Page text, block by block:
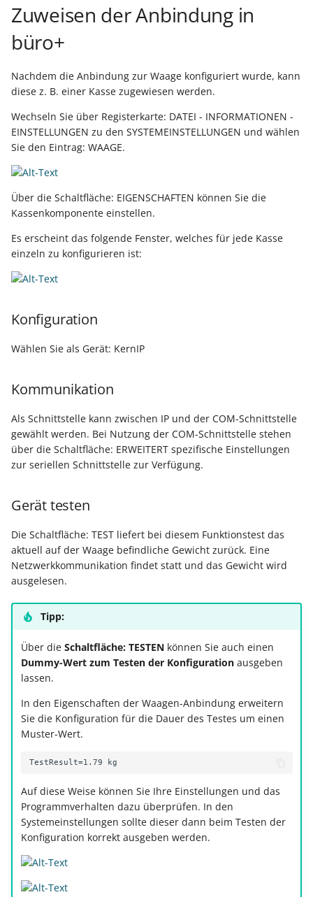
Zuweisen der Anbindung in
büro+
Nachdem die Anbindung zur Waage konfiguriert wurde, kann
diese z. B. einer Kasse zugewiesen werden.
Wechseln Sie über Registerkarte: DATEI - INFORMATIONEN -
EINSTELLUNGEN zu den SYSTEMEINSTELLUNGEN und wählen
Sie den Eintrag: WAAGE.
Über die Schaltfläche: EIGENSCHAFTEN können Sie die
Kassenkomponente einstellen.
Es erscheint das folgende Fenster, welches für jede Kasse
einzeln zu konfigurieren ist:
Konfiguration
Wählen Sie als Gerät: KernIP
Kommunikation
Als Schnittstelle kann zwischen IP und der COM-Schnittstelle
gewählt werden. Bei Nutzung der COM-Schnittstelle stehen
über die Schaltfläche: ERWEITERT spezifische Einstellungen
zur seriellen Schnittstelle zur Verfügung.
Gerät testen
Die Schaltfläche: TEST liefert bei diesem Funktionstest das
aktuell auf der Waage befindliche Gewicht zurück. Eine
Netzwerkkommunikation findet statt und das Gewicht wird
ausgelesen.
Tipp:
Über die Schaltfläche: TESTENkönnen Sie auch einen
Dummy-Wert zum Testen der Konfigurationausgeben
lassen.
In den Eigenschaften der Waagen-Anbindung erweitern
Sie die Konfiguration für die Dauer des Testes um einen
Muster-Wert.
Auf diese Weise können Sie Ihre Einstellungen und das
Programmverhalten dazu überprüfen. In den
Systemeinstellungen sollte dieser dann beim Testen der
Konfiguration korrekt ausgeben werden.